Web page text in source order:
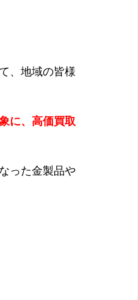
、地域の皆様
に、高価買取
った金製品や